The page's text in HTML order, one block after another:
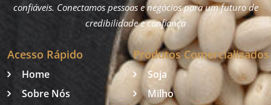
confiáveis. Conectamos pessoas e negócios para um futuro de
credibilidade e confiança
Acesso Rápido
Home
Sobre Nós
Produtos Comercializados
Soja
Milho